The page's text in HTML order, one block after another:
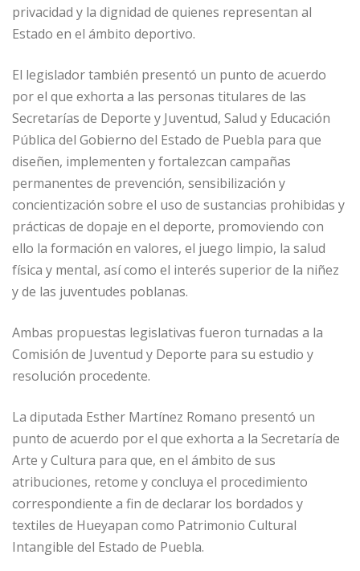
privacidad y la dignidad de quienes representan al
Estado en el ámbito deportivo.
El legislador también presentó un punto de acuerdo
por el que exhorta a las personas titulares de las
Secretarías de Deporte y Juventud, Salud y Educación
Pública del Gobierno del Estado de Puebla para que
diseñen, implementen y fortalezcan campañas
permanentes de prevención, sensibilización y
concientización sobre el uso de sustancias prohibidas y
prácticas de dopaje en el deporte, promoviendo con
ello la formación en valores, el juego limpio, la salud
física y mental, así como el interés superior de la niñez
y de las juventudes poblanas.
Ambas propuestas legislativas fueron turnadas a la
Comisión de Juventud y Deporte para su estudio y
resolución procedente.
La diputada Esther Martínez Romano presentó un
punto de acuerdo por el que exhorta a la Secretaría de
Arte y Cultura para que, en el ámbito de sus
atribuciones, retome y concluya el procedimiento
correspondiente a fin de declarar los bordados y
textiles de Hueyapan como Patrimonio Cultural
Intangible del Estado de Puebla.